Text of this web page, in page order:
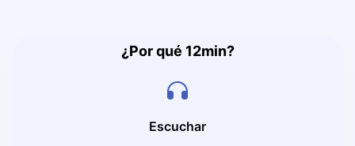
¿Por qué 12min?
Escuchar